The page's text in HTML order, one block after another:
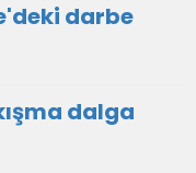
darbe
dalga